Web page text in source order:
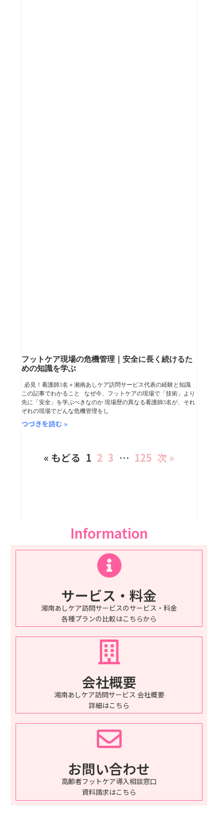
フットケア現場の危機管理｜安全に長く続けるた
めの知識を学ぶ
必見！看護師3名＋湘南あしケア訪問サービス代表の経験と知識
この記事でわかること なぜ今、フットケアの現場で「技術」より
先に「安全」を学ぶべきなのか 現場歴の異なる看護師3名が、それ
ぞれの現場でどんな危機管理をし
つづきを読む »
« もどる 1 2 3 … 125 次 »
Information
サービス・料金
湘南あしケア訪問サービスのサービス・料金
各種プランの比較はこちらから
会社概要
湘南あしケア訪問サービス 会社概要
詳細はこちら
お問い合わせ
高齢者フットケア導入相談窓口
資料請求はこちら